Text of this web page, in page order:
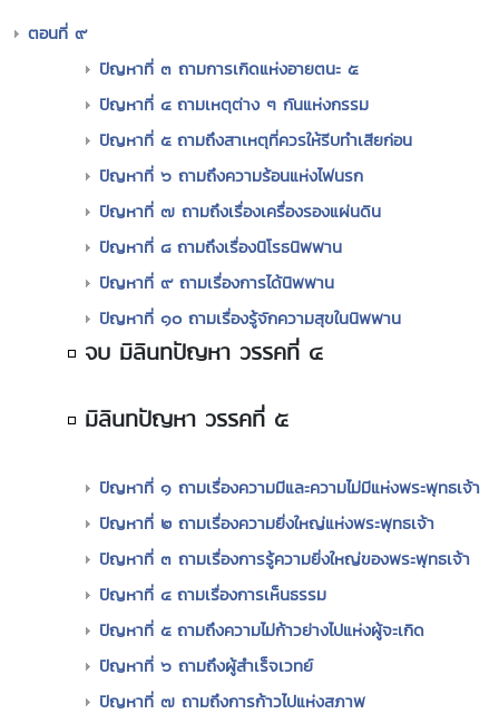
ตอนที่ ๙
ปัญหาที่ ๓ ถามการเกิดแห่งอายตนะ ๕
ปัญหาที่ ๔ ถามเหตุต่าง ๆ กันแห่งกรรม
ปัญหาที่ ๕ ถามถึงสาเหตุที่ควรให้รีบทำเสียก่อน
ปัญหาที่ ๖ ถามถึงความร้อนแห่งไฟนรก
ปัญหาที่ ๗ ถามถึงเรื่องเครื่องรองแผ่นดิน
ปัญหาที่ ๘ ถามถึงเรื่องนิโรธนิพพาน
ปัญหาที่ ๙ ถามเรื่องการได้นิพพาน
ปัญหาที่ ๑๐ ถามเรื่องรู้จักความสุขในนิพพาน
จบ มิลินทปัญหา วรรคที่ ๔
มิลินทปัญหา วรรคที่ ๕
ปัญหาที่ ๑ ถามเรื่องความมีและความไม่มีแห่งพระพุทธเจ้า
ปัญหาที่ ๒ ถามเรื่องความยิ่งใหญ่แห่งพระพุทธเจ้า
ปัญหาที่ ๓ ถามเรื่องการรู้ความยิ่งใหญ่ของพระพุทธเจ้า
ปัญหาที่ ๔ ถามเรื่องการเห็นธรรม
ปัญหาที่ ๕ ถามถึงความไม่ก้าวย่างไปแห่งผู้จะเกิด
ปัญหาที่ ๖ ถามถึงผู้สำเร็จเวทย์
ปัญหาที่ ๗ ถามถึงการก้าวไปแห่งสภาพ